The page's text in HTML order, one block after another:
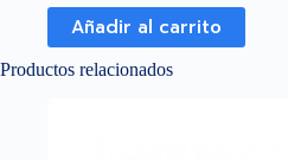
Añadir al carrito
Productos relacionados